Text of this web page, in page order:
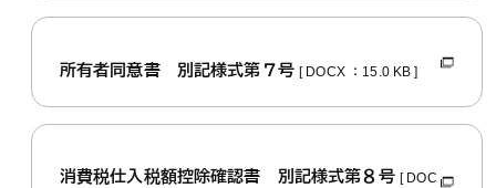
所有者同意書 別記様式第７号 [ DOCX ：15.0 KB ]
消費税仕入税額控除確認書 別記様式第８号 [ DOC